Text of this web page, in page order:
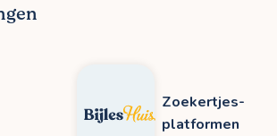
Zoekertjes-
platformen